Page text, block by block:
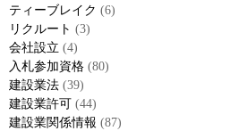
ティーブレイク (6)
リクルート (3)
会社設立 (4)
入札参加資格 (80)
建設業法 (39)
建設業許可 (44)
建設業関係情報 (87)